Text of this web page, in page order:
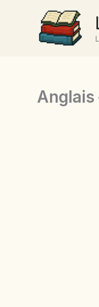
Anglais